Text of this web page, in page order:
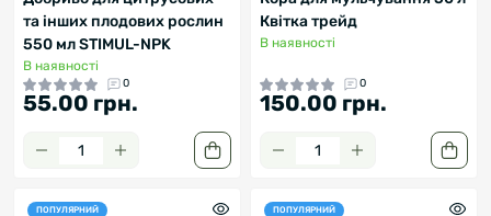
та інших плодових рослин
550 мл STIMUL-NPK
В наявності
0
55.00 грн.
Квітка трейд
В наявності
0
150.00 грн.
ПОПУЛЯРНИЙ ПОПУЛЯРНИЙ